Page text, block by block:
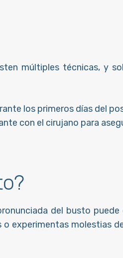
múltiples técnicas, y
los primeros días del
con el cirujano para
del busto
experimentas molestias